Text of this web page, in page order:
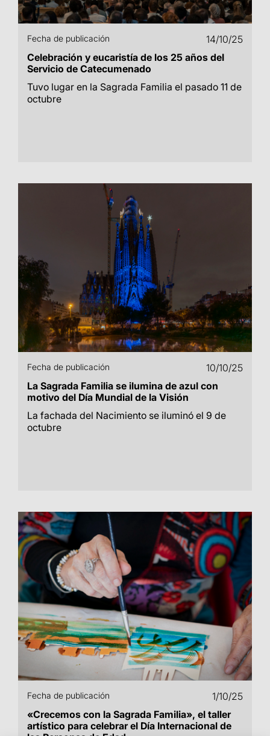
Fecha de publicación
14/10/25
Celebración y eucaristía de los 25 años del
Servicio de Catecumenado
Tuvo lugar en la Sagrada Familia el pasado 11 de
octubre
Fecha de publicación
10/10/25
La Sagrada Familia se ilumina de azul con
motivo del Día Mundial de la Visión
La fachada del Nacimiento se iluminó el 9 de
octubre
Fecha de publicación
1/10/25
«Crecemos con la Sagrada Familia», el taller
artístico para celebrar el Día Internacional de